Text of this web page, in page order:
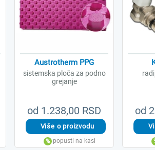
od 1.238,00 RSD
Austrotherm PPG
sistemska ploča za podno
grejanje
od